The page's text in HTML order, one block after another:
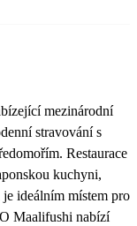
mezinárodní
stravování s
Restaurace
kuchyni,
ideálním místem pro
Maalifushi nabízí